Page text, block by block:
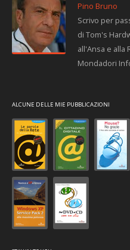
Pino Bruno
Scrivo per
di Tom's
all'Ansa e alla
Mondadori
ALCUNE DELLE MIE PUBBLICAZIONI